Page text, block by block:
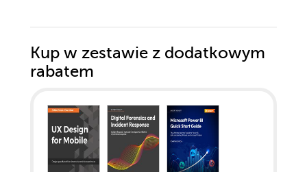
Kup w zestawie z dodatkowym
rabatem